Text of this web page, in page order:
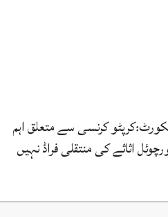
کرنسی سے متعلق اہم
اثاثے کی منتقلی فراڈ نہیں‌